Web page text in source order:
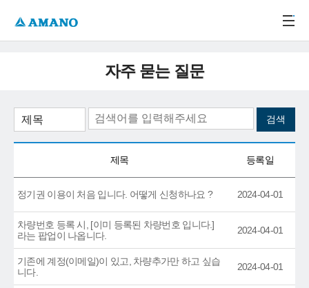
자주 묻는 질문
제목 등록일
정기권 이용이 처음 입니다. 어떻게 신청하나요 ? 2024-04-01
차량번호 등록 시, [이미 등록된 차량번호 입니다.]
라는 팝업이 나옵니다.
2024-04-01
기존에 계정(이메일)이 있고, 차량추가만 하고 싶습
니다.
2024-04-01